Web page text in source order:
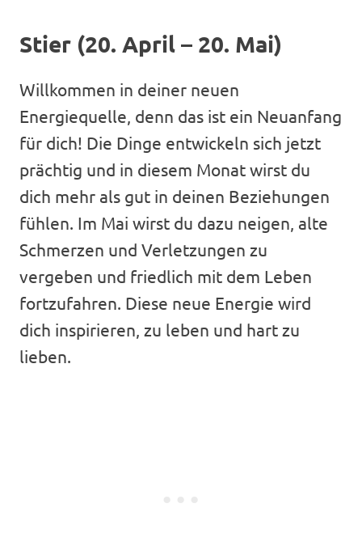
Stier (20. April – 20. Mai)
Willkommen in deiner neuen
Energiequelle, denn das ist ein Neuanfang
für dich! Die Dinge entwickeln sich jetzt
prächtig und in diesem Monat wirst du
dich mehr als gut in deinen Beziehungen
fühlen. Im Mai wirst du dazu neigen, alte
Schmerzen und Verletzungen zu
vergeben und friedlich mit dem Leben
fortzufahren. Diese neue Energie wird
dich inspirieren, zu leben und hart zu
lieben.